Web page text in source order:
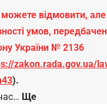
відмовити,
умов,
України № 2136
zakon.rada.gov.ua/
).
Ще